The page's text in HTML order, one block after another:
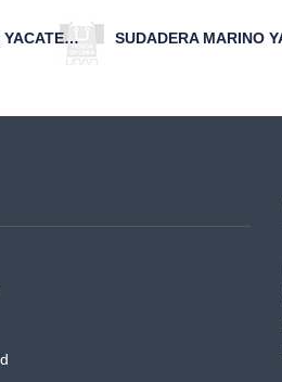
SUDADERA VERDE YACATECUHTLI FCA UNAM